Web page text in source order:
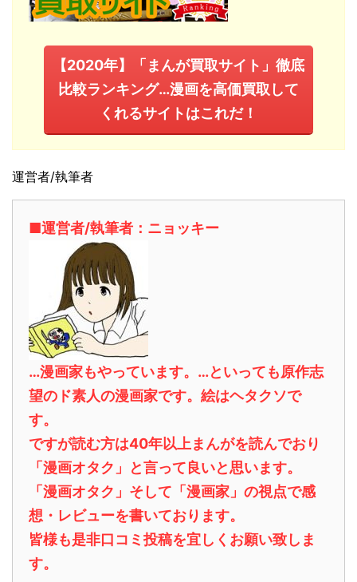
【2020年】「まんが買取サイト」徹底
比較ランキング…漫画を高価買取して
くれるサイトはこれだ！
運営者/執筆者
■運営者/執筆者：ニョッキー
…漫画家もやっています。…といっても原作志
望のド素人の漫画家です。絵はヘタクソで
す。
ですが読む方は40年以上まんがを読んでおり
「漫画オタク」と言って良いと思います。
「漫画オタク」そして「漫画家」の視点で感
想・レビューを書いております。
皆様も是非口コミ投稿を宜しくお願い致しま
す。